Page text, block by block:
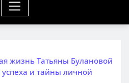
жизнь Татьяны Булановой
и тайны личной